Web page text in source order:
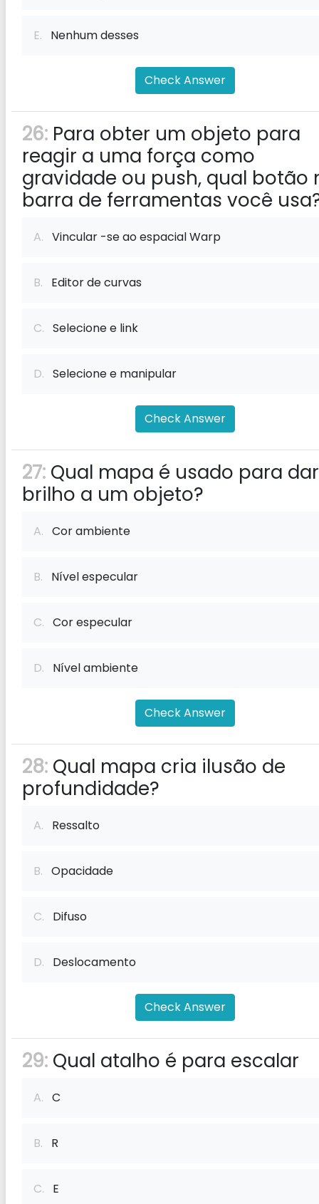
E. Nenhum desses
Check Answer
26: Para obter um objeto para
reagir a uma força como
gravidade ou push, qual botão
barra de ferramentas você
A. Vincular -se ao espacial Warp
B. Editor de curvas
C. Selecione e link
D. Selecione e manipular
Check Answer
27: Qual mapa é usado para dar
brilho a um objeto?
A. Cor ambiente
B. Nível especular
C. Cor especular
D. Nível ambiente
Check Answer
28: Qual mapa cria ilusão de
profundidade?
A. Ressalto
B. Opacidade
C. Difuso
D. Deslocamento
Check Answer
29: Qual atalho é para escalar
A. C
B. R
C. E